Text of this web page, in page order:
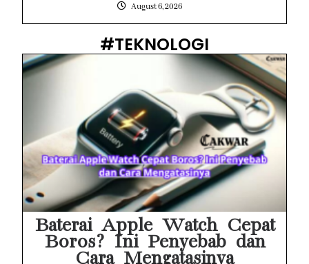
August 6, 2026
#TEKNOLOGI
Baterai Apple Watch Cepat
Boros? Ini Penyebab dan
Cara Mengatasinya